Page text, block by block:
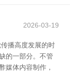
2026-03-19
播高度发展的时
的一部分。不管
媒体内容制作，